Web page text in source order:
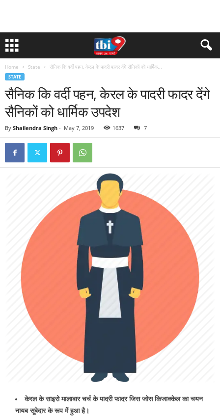
Home State सैनिक कि वर्दी पहन, केरल के पादरी फादर देंगे सैनिकों को धार्मिक...
STATE
सैनिक कि वर्दी पहन, केरल के पादरी फादर देंगे
सैनिकों को धार्मिक उपदेश
By Shailendra Singh - May 7, 2019 1637 7
केरल के साइरो मालाबार चर्च के पादरी फादर जिस जोस किजाक्केल का चयन
नायब सूबेदार के रूप में हुआ है।